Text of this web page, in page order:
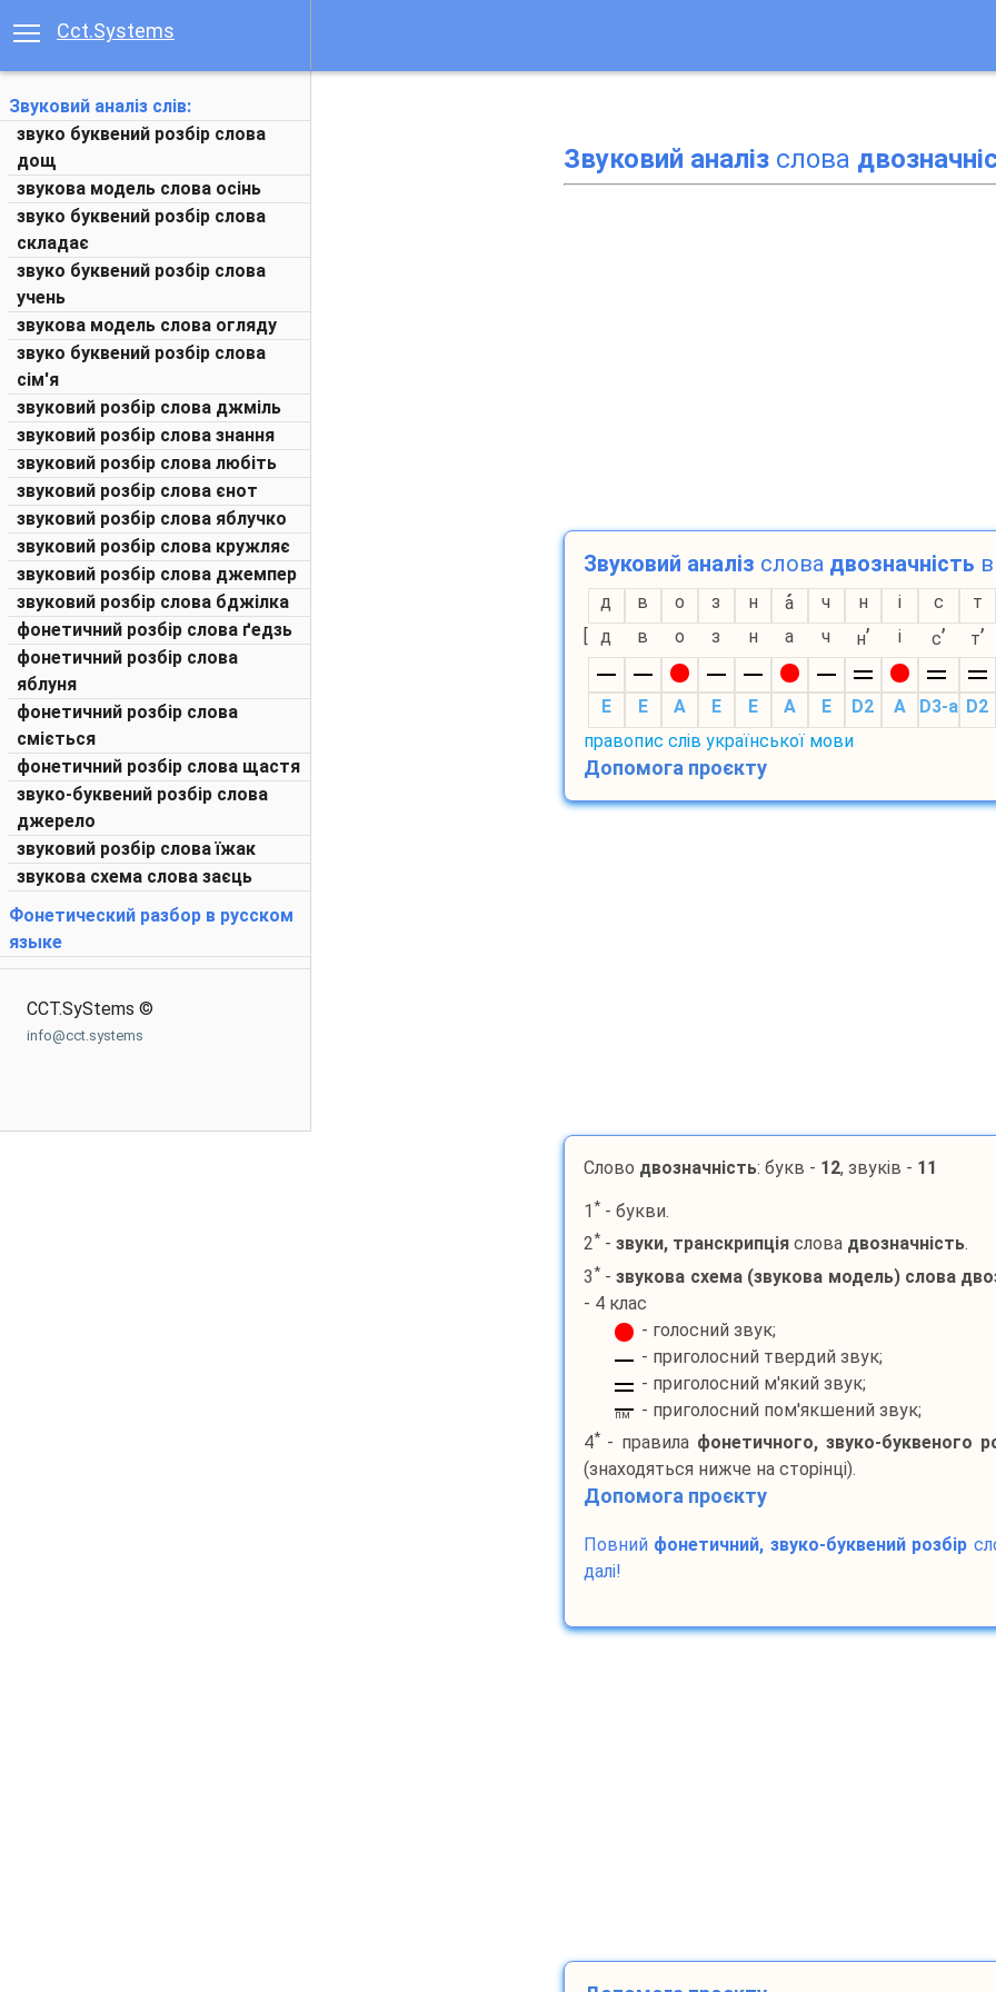
Cct.Systems
Звуковий аналіз слів:
звуко буквений розбір слова
дощ
звукова модель слова осінь
звуко буквений розбір слова
складає
звуко буквений розбір слова
учень
звукова модель слова огляду
звуко буквений розбір слова
сім'я
звуковий розбір слова джміль
звуковий розбір слова знання
звуковий розбір слова любіть
звуковий розбір слова єнот
звуковий розбір слова яблучко
звуковий розбір слова кружляє
звуковий розбір слова джемпер
звуковий розбір слова бджілка
фонетичний розбір слова ґедзь
фонетичний розбір слова
яблуня
фонетичний розбір слова
сміється
фонетичний розбір слова щастя
звуко-буквений розбір слова
джерело
звуковий розбір слова їжак
звукова схема слова заєць
Фонетический разбор в русском
языке
CCT.SyStems ©
info@cct.systems
Звуковий аналізслова
Звуковий аналіз слова двозначність
д в о з н а ч н і с
т
[
д в о з н а ч н’ і с’ т’
E E A E E A E D2 A D3-а D2
правопис слів української мови
Допомога проєкту
Слово двозначність: букв - 12, звуків - 11
1 *- букви.
2*- звуки, транскрипціяслова двозначність.
3*-звукова схема (звукова модель) слова
- 4 клас
- голосний звук;
- приголосний твердий звук;
- приголосний м'який звук;
пм
- приголосний пом'якшений звук;
4*- правила фонетичного, звуко-буквеного
(знаходяться нижче на сторінці).
Допомога проєкту
Повний фонетичний, звуко-буквений розбір
далі!